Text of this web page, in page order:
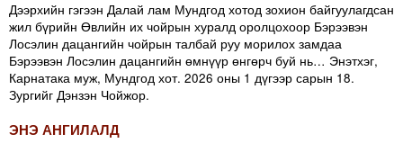
Дээрхийн гэгээн Далай лам Мундгод хотод зохион байгуулагдсан
жил бүрийн Өвлийн их чойрын хуралд оролцохоор Бэрээвэн
Лосэлин дацангийн чойрын талбай руу морилох замдаа
Бэрээвэн Лосэлин дацангийн өмнүүр өнгөрч буй нь… Энэтхэг,
Карнатака муж, Мундгод хот. 2026 оны 1 дүгээр сарын 18.
Зургийг Дэнзэн Чойжор.
ЭНЭ АНГИЛАЛД